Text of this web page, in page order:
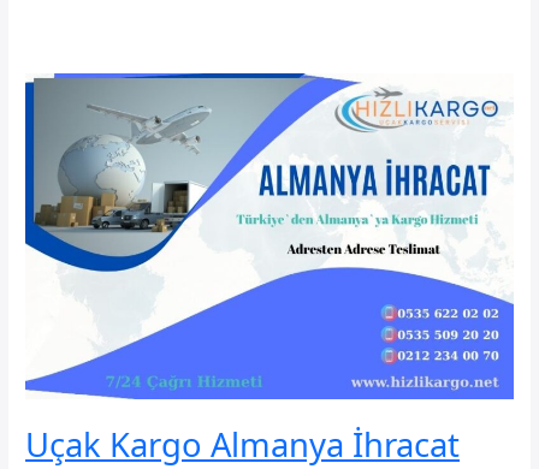
Uçak Kargo Almanya İhracat